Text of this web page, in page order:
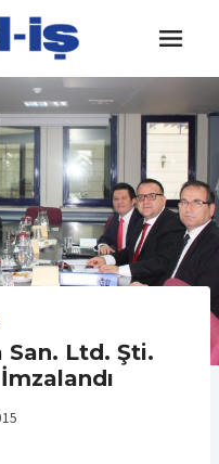
San. Ltd. Şti.